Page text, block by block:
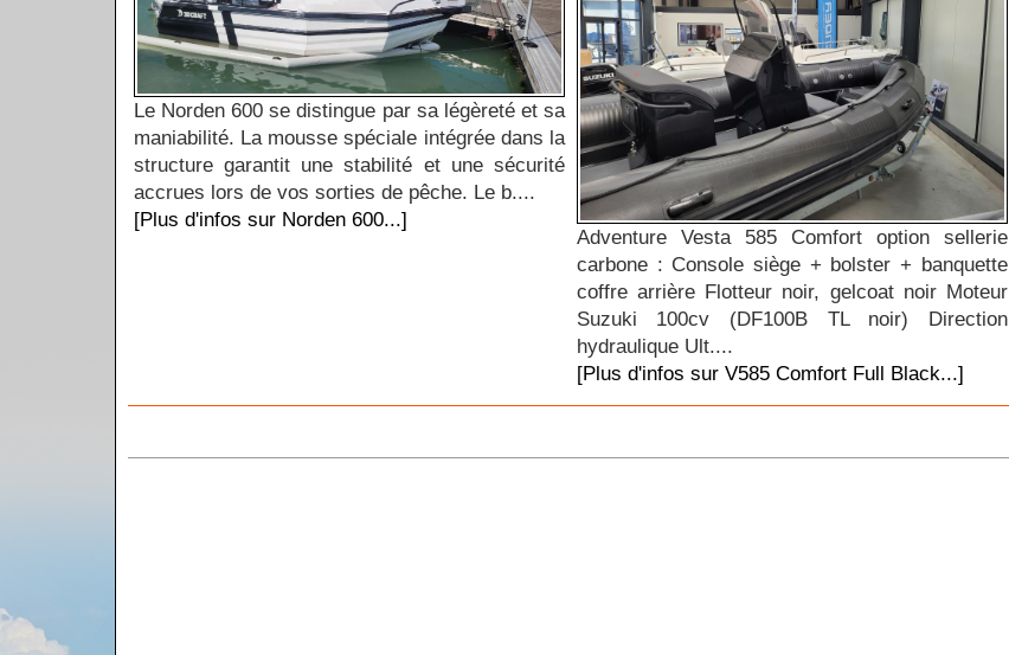
Le Norden 600 se distingue par sa légèreté et sa
maniabilité. La mousse spéciale intégrée dans la
structure garantit une stabilité et une sécurité
accrues lors de vos sorties de pêche. Le b....
[Plus d'infos sur Norden 600...]
Adventure Vesta 585 Comfort option sellerie
carbone : Console siège + bolster + banquette
coffre arrière Flotteur noir, gelcoat noir Moteur
Suzuki 100cv (DF100B TL noir) Direction
hydraulique Ult....
[Plus d'infos sur V585 Comfort Full Black...]